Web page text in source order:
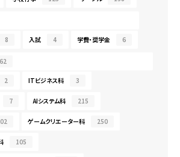
8 入試 4 学費・奨学金 6
2 ITビジネス科 3
7 AIシステム科 215
ゲームクリエーター科 250
105